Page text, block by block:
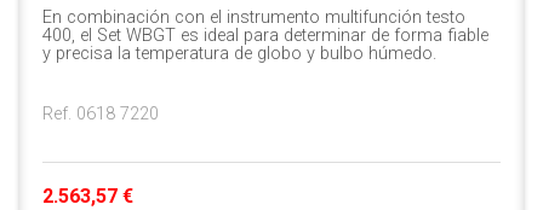
En combinación con el instrumento multifunción testo
400, el Set WBGT es ideal para determinar de forma fiable
y precisa la temperatura de globo y bulbo húmedo.
Ref. 0618 7220
2.563,57 €